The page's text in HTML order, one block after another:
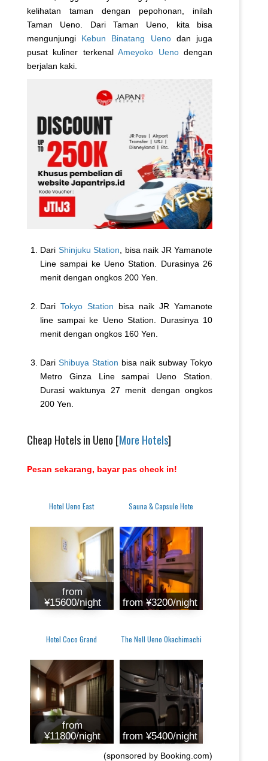
kelihatan taman dengan pepohonan, inilah
Taman Ueno. Dari Taman Ueno, kita bisa
mengunjungi Kebun Binatang Uenodan juga
pusat kuliner terkenalAmeyoko Uenodengan
berjalan kaki.
Dari Shinjuku Station , bisa naik JR Yamanote
Line sampai ke Ueno Station. Durasinya 26
menit dengan ongkos 200 Yen.
Dari Tokyo Station bisa naik JR Yamanote
line sampai ke Ueno Station. Durasinya 10
menit dengan ongkos 160 Yen.
Dari Shibuya Station bisa naik subway Tokyo
Metro Ginza Line sampai Ueno Station.
Durasi waktunya 27 menit dengan ongkos
200 Yen.
Cheap Hotels in Ueno [More Hotels]
Pesan sekarang, bayar pas check in!
Hotel Ueno East
from
¥15600/night
Sauna & Capsule Hote
from ¥3200/night
Hotel Coco Grand
from
¥11800/night
The Nell Ueno Okachimachi
from ¥5400/night
(sponsored by Booking.com)